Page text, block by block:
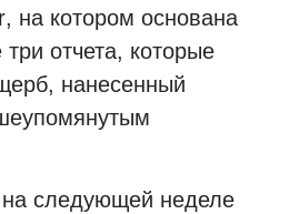
, на котором основана
отчета, которые
нанесенный
следующей неделе